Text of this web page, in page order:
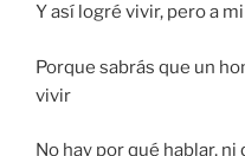
Y así logré vivir, pero a
Porque sabrás que un
vivir
No hay por qué hablar, ni